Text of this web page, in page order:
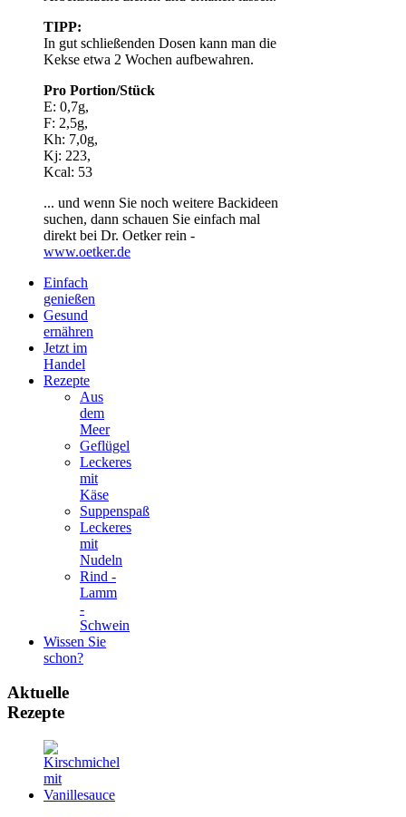
TIPP:
In gut schließenden Dosen kann man die
Kekse etwa 2 Wochen aufbewahren.
Pro Portion/Stück
E: 0,7g,
F: 2,5g,
Kh: 7,0g,
Kj: 223,
Kcal: 53
... und wenn Sie noch weitere Backideen
suchen, dann schauen Sie einfach mal
direkt bei Dr. Oetker rein -
www.oetker.de
Einfach
genießen
Gesund
ernähren
Jetzt im
Handel
Rezepte
Aus
dem
Meer
Geflügel
Leckeres
mit
Käse
Suppenspaß
Leckeres
mit
Nudeln
Rind -
Lamm
-
Schwein
Wissen Sie
schon?
Aktuelle
Rezepte